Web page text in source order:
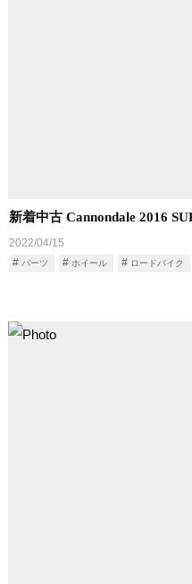
新着中古 Cannondale 2016
2022/04/15
パーツ ホイール ロードバイク